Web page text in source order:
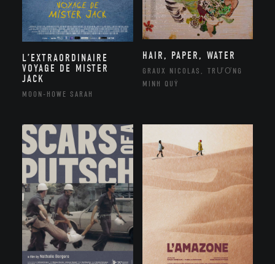
L’EXTRAORDINAIRE
VOYAGE DE MISTER
JACK
MOON-HOWE SARAH
HAIR, PAPER, WATER
GRAUX NICOLAS, TRƯƠNG
MINH QUÝ